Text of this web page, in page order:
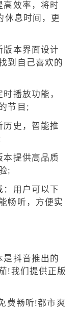
效率，将时
休息时间，更
本界面设计
到自己喜欢的
播放功能，
节目;
历史，智能推
提供高品质
;
用户可以下
畅听，方便实
是抖音推出的
!我们提供正版
费畅听!都市爽